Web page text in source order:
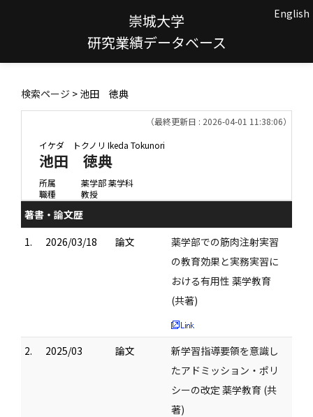
崇城大学
研究業績データベース
English
検索ページ > 池田 徳典
（最終更新日 : 2026-04-01 11:38:06）
イケダ トクノリ Ikeda Tokunori
池田 徳典
所属
薬学部 薬学科
職種
教授
著書・論文歴
1.
2026/03/18 論文
薬学部での筋肉注射実習
の教育効果と実務実習に
おける有用性 薬学教育
(共著)
2. 2025/03 論文
新学習指導要領を意識し
たアドミッション・ポリ
シーの改定 薬学教育 (共
著)